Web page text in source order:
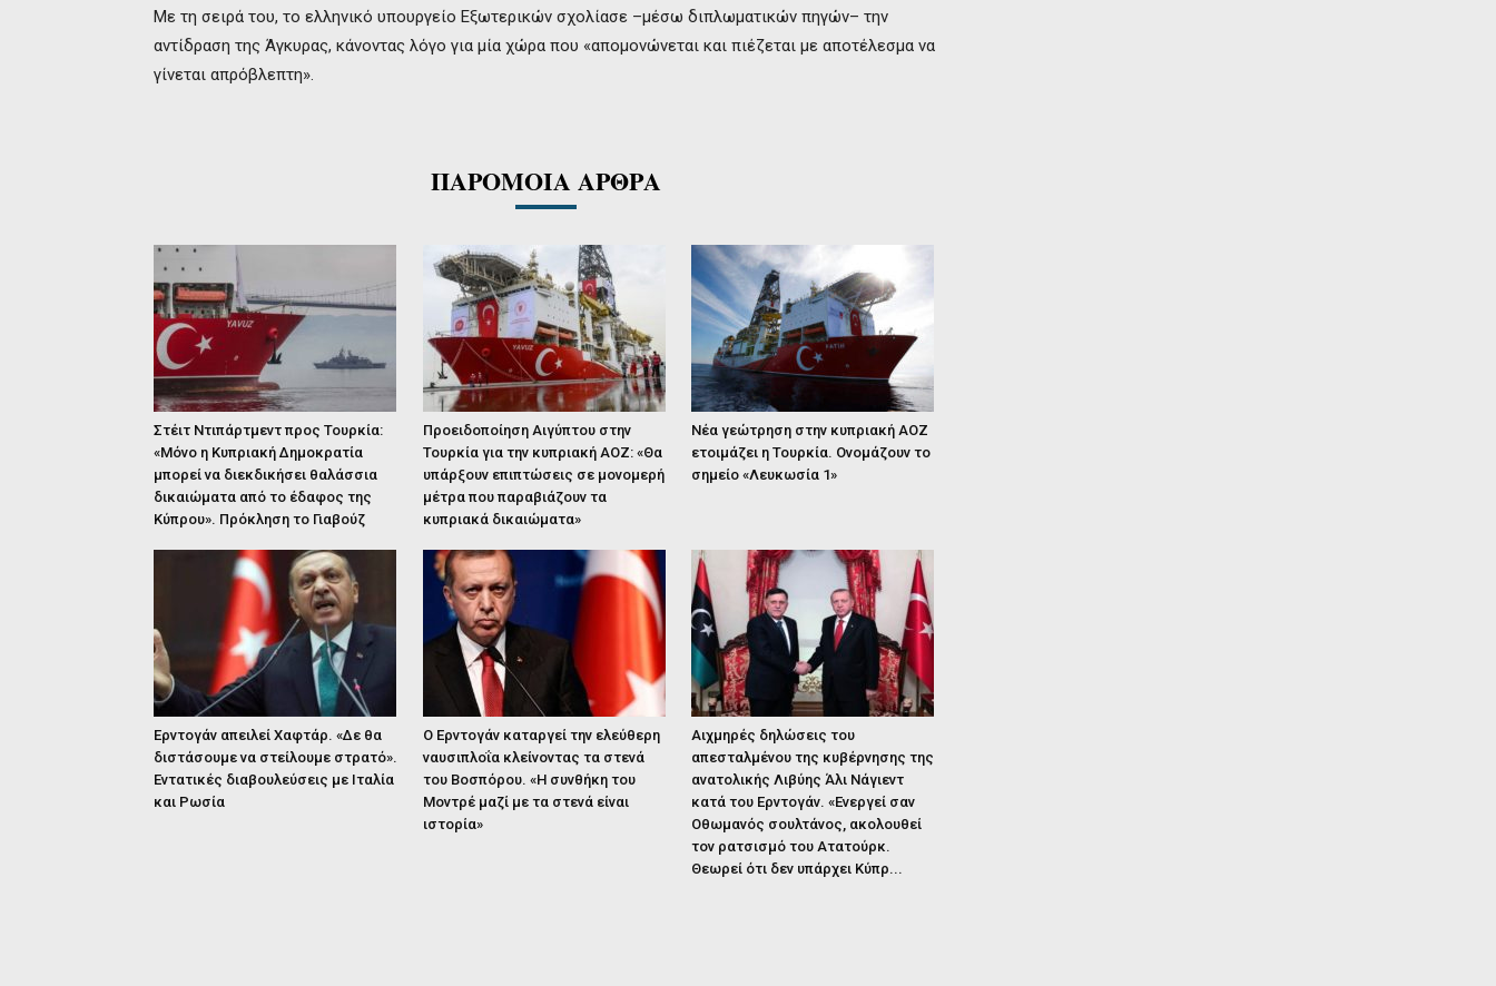
Με τη σειρά του, το ελληνικό υπουργείο Εξωτερικών σχολίασε –μέσω διπλωματικών πηγών– την
αντίδραση της Άγκυρας, κάνοντας λόγο για μία χώρα που «απομονώνεται και πιέζεται με αποτέλεσμα να
γίνεται απρόβλεπτη».
ΠΑΡΟΜΟΙΑ ΑΡΘΡΑ
Στέιτ Ντιπάρτμεντ προς Τουρκία:
«Μόνο η Κυπριακή Δημοκρατία
μπορεί να διεκδικήσει θαλάσσια
δικαιώματα από το έδαφος της
Κύπρου». Πρόκληση το Γιαβούζ
Προειδοποίηση Αιγύπτου στην
Τουρκία για την κυπριακή ΑΟΖ: «Θα
υπάρξουν επιπτώσεις σε μονομερή
μέτρα που παραβιάζουν τα
κυπριακά δικαιώματα»
Νέα γεώτρηση στην κυπριακή ΑΟΖ
ετοιμάζει η Τουρκία. Ονομάζουν το
σημείο «Λευκωσία 1»
Ερντογάν απειλεί Χαφτάρ. «Δε θα
διστάσουμε να στείλουμε στρατό».
Εντατικές διαβουλεύσεις με Ιταλία
και Ρωσία
Ο Ερντογάν καταργεί την ελεύθερη
ναυσιπλοΐα κλείνοντας τα στενά
του Βοσπόρου. «Η συνθήκη του
Μοντρέ μαζί με τα στενά είναι
ιστορία»
Αιχμηρές δηλώσεις του
απεσταλμένου της κυβέρνησης της
ανατολικής Λιβύης Άλι Νάγιεντ
κατά του Ερντογάν. «Ενεργεί σαν
Οθωμανός σουλτάνος, ακολουθεί
τον ρατσισμό του Ατατούρκ.
Θεωρεί ότι δεν υπάρχει Κύπρ...